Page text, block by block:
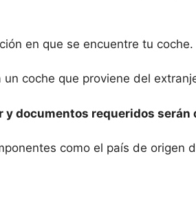
en que se encuentre tu coche.
coche que proviene del
y documentos requeridos serán
como el país de origen